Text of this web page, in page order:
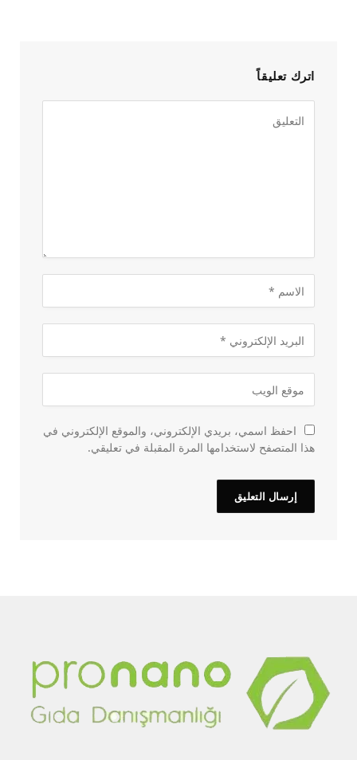
اترك تعليقاً
احفظ اسمي، بريدي الإلكتروني، والموقع الإلكتروني في
هذا المتصفح لاستخدامها المرة المقبلة في تعليقي.